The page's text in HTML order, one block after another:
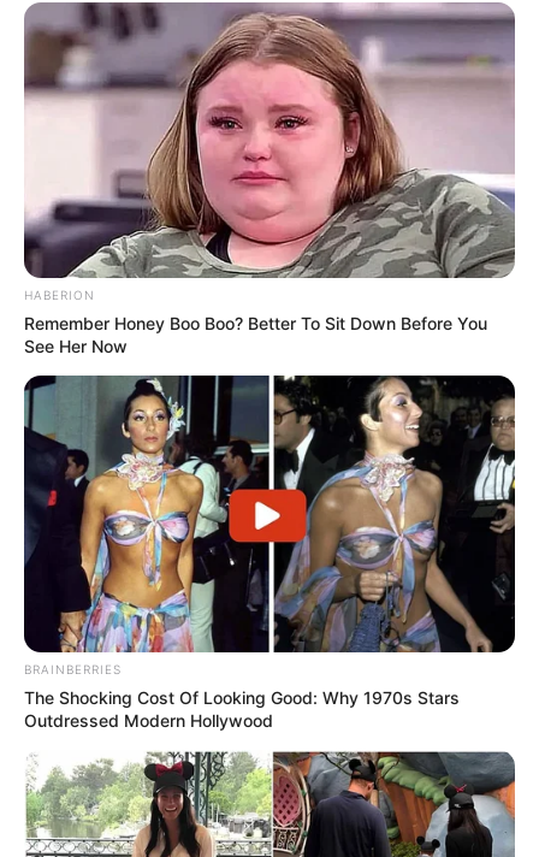
PRONOSTIC QUINTÉ de la meilleure presse
PMU
Retrouvez tous les jours lespronostics de la presse sur
cette page.
L’Hippodrome de Marseille Borely autrefois.
HABERION
Remember Honey Boo Boo? Better To Sit Down Before You
See Her Now
BRAINBERRIES
The Shocking Cost Of Looking Good: Why 1970s Stars
Outdressed Modern Hollywood